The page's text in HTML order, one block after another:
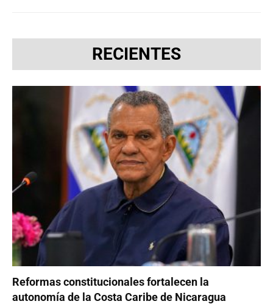
RECIENTES
Reformas constitucionales fortalecen la
autonomía de la Costa Caribe de Nicaragua